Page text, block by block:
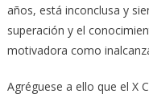
años, está inconclusa y
superación y el
motivadora como
Agréguese a ello que el X